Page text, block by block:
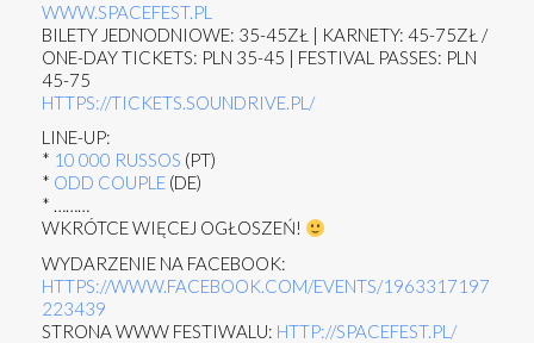
WWW.SPACEFEST.PL
BILETY JEDNODNIOWE: 35-45ZŁ | KARNETY: 45-75ZŁ /
ONE-DAY TICKETS: PLN 35-45 | FESTIVAL PASSES: PLN
45-75
HTTPS://TICKETS.SOUNDRIVE.PL/
LINE-UP:
* 10 000 RUSSOS (PT)
* ODD COUPLE (DE)
* ………
WKRÓTCE WIĘCEJ OGŁOSZEŃ!
WYDARZENIE NA FACEBOOK:
HTTPS://WWW.FACEBOOK.COM/EVENTS/1963317197
223439
STRONA WWW FESTIWALU: HTTP://SPACEFEST.PL/